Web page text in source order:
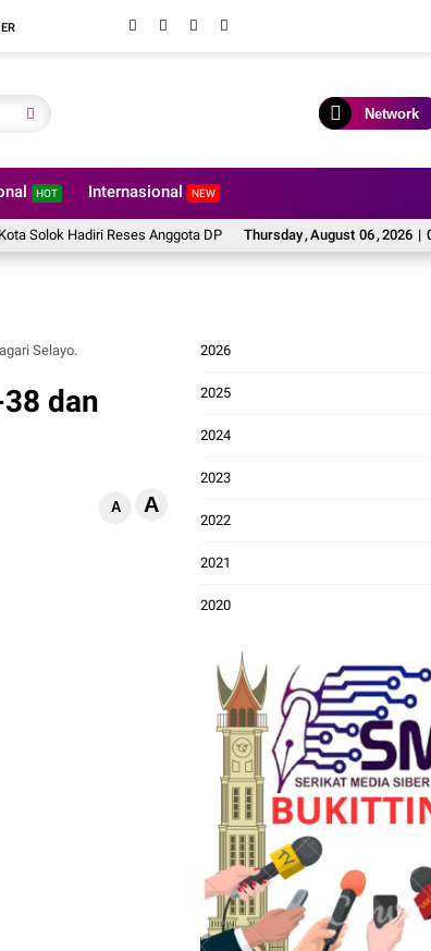
Network
HOT Internasional NEW
Thursday,August 06,2026 |
Hadiri Reses Anggota DPR RI H. Zigo Rolanda Perkuat Soliditas
Selayo.
dan
A A
2026
2025
2024
2023
2022
2021
2020